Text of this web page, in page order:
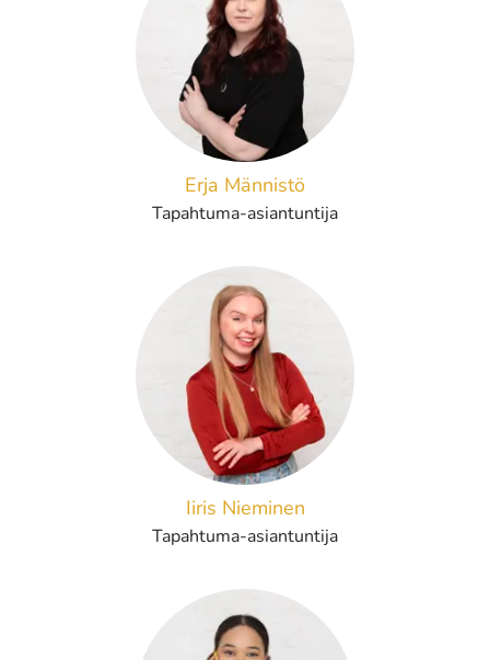
Erja Männistö
Tapahtuma-asiantuntija
Iiris Nieminen
Tapahtuma-asiantuntija